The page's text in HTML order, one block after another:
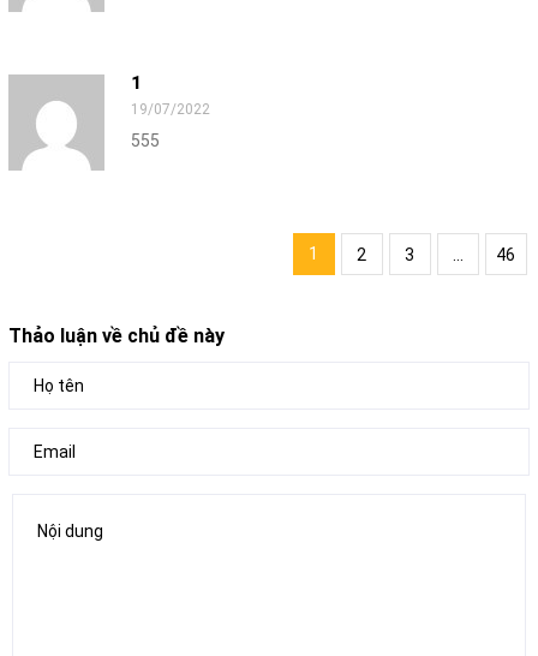
1
19/07/2022
555
1 2 3 46
Thảo luận về chủ đề này